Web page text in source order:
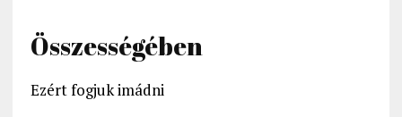
Összességében
Ezért fogjuk imádni